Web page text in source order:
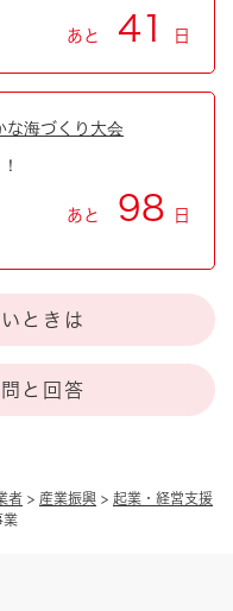
者 > 産業振興 > 起業・経営支援
業
あと 41 日
な海づくり大会
あと 98 日
ときは
と回答